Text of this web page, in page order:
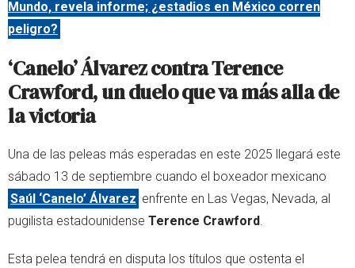
Mundo, revela informe; ¿estadios en México corren
peligro?
‘Canelo’ Álvarez contra Terence
Crawford, un duelo que va más alla de
la victoria
Una de las peleas más esperadas en este 2025 llegará este
sábado 13 de septiembre cuando el boxeador mexicano
Saúl ‘Canelo’ Álvarez enfrente en Las Vegas, Nevada, al
pugilista estadounidense Terence Crawford.
Esta pelea tendrá en disputa los títulos que ostenta el